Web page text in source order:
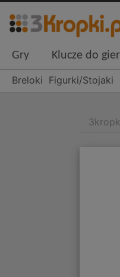
Gry Klucze do gier
Breloki Figurki/Stojaki